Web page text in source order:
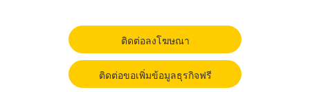
ติดต่อลงโฆษณา
ติดต่อขอเพิ่มข้อมูลธุรกิจฟรี